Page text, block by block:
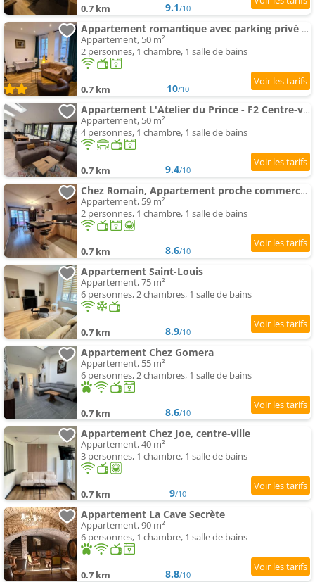
0.7 km 9.1/10
Appartement romantique avec parking privé - FR-1-585-168
Appartement, 50 m²
2 personnes, 1 chambre, 1 salle de bains
0.7 km 10/10
Appartement L'Atelier du Prince - F2 Centre-ville avec cour
Appartement, 50 m²
4 personnes, 1 chambre, 1 salle de bains
0.7 km 9.4/10
Chez Romain, Appartement proche commerces et centre ville
Appartement, 59 m²
2 personnes, 1 chambre, 1 salle de bains
0.7 km 8.6/10
Appartement Saint-Louis
Appartement, 75 m²
6 personnes, 2 chambres, 1 salle de bains
0.7 km 8.9/10
Appartement Chez Gomera
Appartement, 55 m²
6 personnes, 2 chambres, 1 salle de bains
0.7 km 8.6/10
Appartement Chez Joe, centre-ville
Appartement, 40 m²
3 personnes, 1 chambre, 1 salle de bains
0.7 km 9/10
Appartement La Cave Secrète
Appartement, 90 m²
6 personnes, 1 chambre, 1 salle de bains
0.7 km 8.8/10